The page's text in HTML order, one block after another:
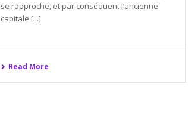
se rapproche, et par conséquent l’ancienne
capitale [...]
Read More